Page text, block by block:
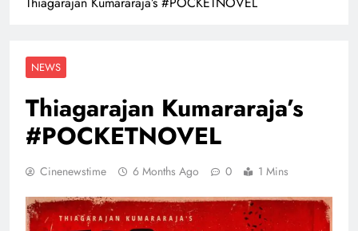
NEWS
Thiagarajan Kumararaja’s
#POCKETNOVEL
Cinenewstime 6 Months Ago 0 1 Mins